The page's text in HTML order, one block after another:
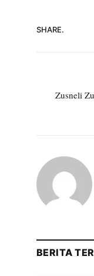
SHARE.
Zusneli
BERITA